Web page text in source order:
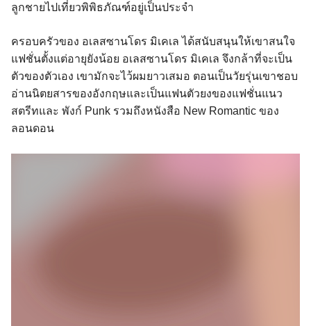
ลูกชายไปเที่ยวพิพิธภัณฑ์อยู่เป็นประจำ
ครอบครัวของ อเลสซานโดร มิเคเล ได้สนับสนุนให้เขาสนใจ
แฟชั่นตั้งแต่อายุยังน้อย อเลสซานโดร มิเคเล จึงกล้าที่จะเป็น
ตัวของตัวเอง เขามักจะไว้ผมยาวเสมอ ตอนเป็นวัยรุ่นเขาชอบ
อ่านนิตยสารของอังกฤษและเป็นแฟนตัวยงของแฟชั่นแนว
สตรีทและ พังก์ Punk รวมถึงหนังสือ New Romantic ของ
ลอนดอน